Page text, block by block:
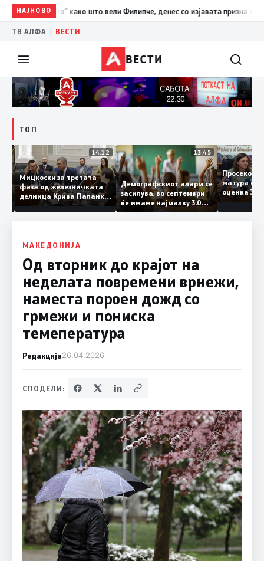
НАЈНОВО
10:37ВМРО-ДПМНЕ: „Детето“ како што вели Филипче, денес
ТВ АЛФА ВЕСТИ
ВЕСТИ
ТОП
15:20 14:12
Мицкоски за третата
фаза од железничката
делница Крива Паланка
– Деве Баир: Проектот
нема да заврши на
целина
13:45
Демографскиот аларм се
засилува, во септември
ќе имаме најмалку 3.000
првачиња помалку
матура
оценка
МАКЕДОНИЈА
Од вторник до крајот на
неделата повремени врнежи,
наместа пороен дожд со
грмежи и пониска
темепература
Редакција26.04.2026
СПОДЕЛИ: